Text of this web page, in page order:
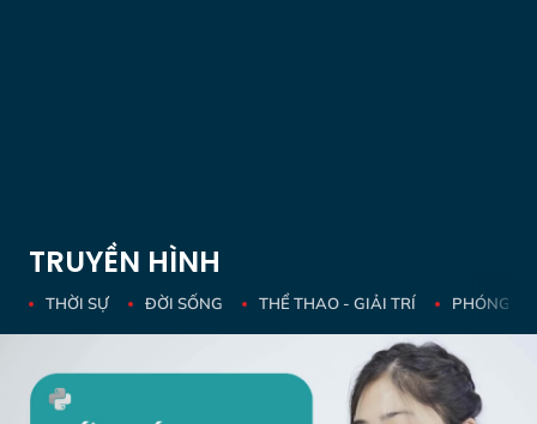
TRUYỀN HÌNH
THỜI SỰ ĐỜI SỐNG THỂ THAO - GIẢI TRÍ PHÓNG